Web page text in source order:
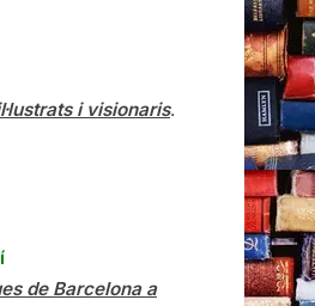
i visionaris.
de Barcelona a